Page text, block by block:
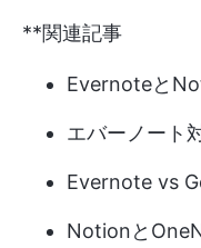
**関連記事
Evernoteと
エバーノート
Evernote vs
Notionと